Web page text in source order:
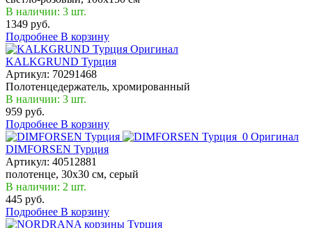
В наличии: 3 шт.
1349 руб.
Подробнее В корзину
Оригинал
KALKGRUND Турция
Артикул: 70291468
Полотенцедержатель, хромированный
В наличии: 3 шт.
959 руб.
Подробнее В корзину
Оригинал
DIMFORSEN Турция
Артикул: 40512881
полотенце, 30x30 см, серый
В наличии: 2 шт.
445 руб.
Подробнее В корзину